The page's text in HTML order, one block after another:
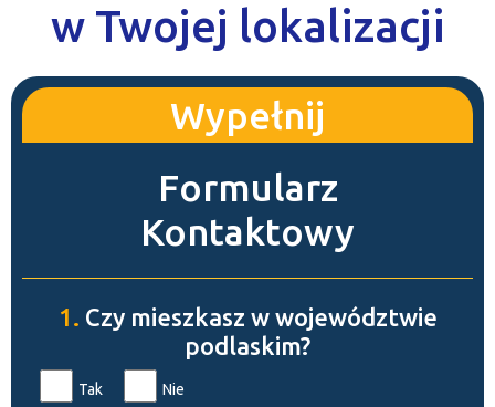
w Twojej lokalizacji
Wypełnij
Formularz
Kontaktowy
1. Czy mieszkasz w województwie
podlaskim?
Tak Nie